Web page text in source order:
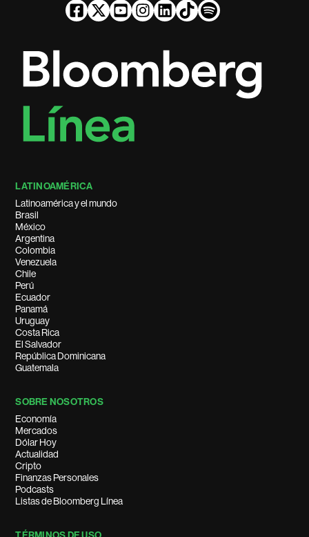
LATINOAMÉRICA
Latinoamérica y el mundo
Brasil
México
Argentina
Colombia
Venezuela
Chile
Perú
Ecuador
Panamá
Uruguay
Costa Rica
El Salvador
República Dominicana
Guatemala
SOBRE NOSOTROS
Economía
Mercados
Dólar Hoy
Actualidad
Cripto
Finanzas Personales
Podcasts
Listas de Bloomberg Línea